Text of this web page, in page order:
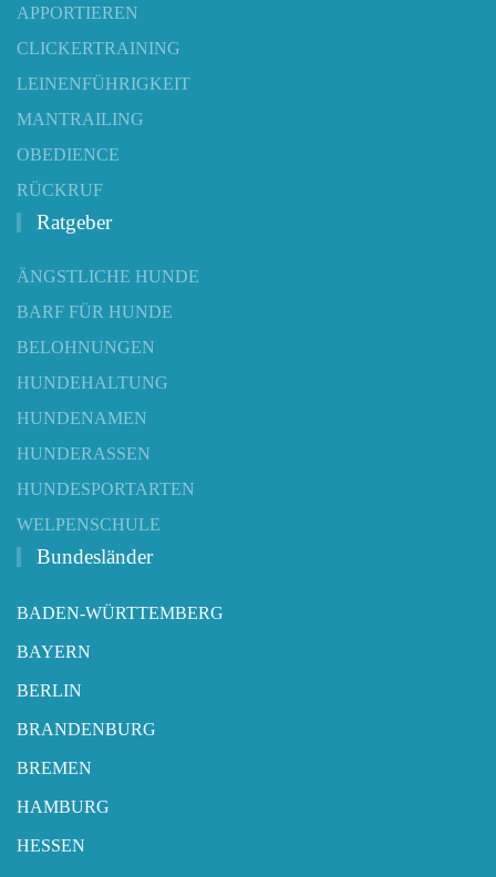
APPORTIEREN
CLICKERTRAINING
LEINENFÜHRIGKEIT
MANTRAILING
OBEDIENCE
RÜCKRUF
Ratgeber
ÄNGSTLICHE HUNDE
BARF FÜR HUNDE
BELOHNUNGEN
HUNDEHALTUNG
HUNDENAMEN
HUNDERASSEN
HUNDESPORTARTEN
WELPENSCHULE
Bundesländer
BADEN-WÜRTTEMBERG
BAYERN
BERLIN
BRANDENBURG
BREMEN
HAMBURG
HESSEN